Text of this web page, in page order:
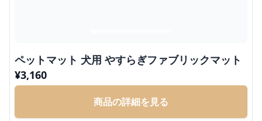
ペットマット 犬用 やすらぎファブリックマット
¥3,160
商品の詳細を見る